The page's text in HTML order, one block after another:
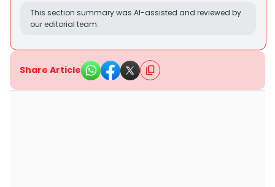
This section summary was AI-assisted and reviewed by
our editorial team.
Share Article